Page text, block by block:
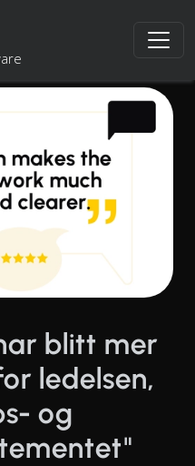
blitt mer
ledelsen,
og